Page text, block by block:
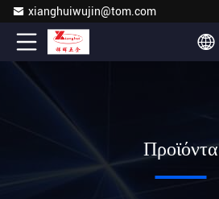
xianghuiwujin@tom.com
Προϊόντα